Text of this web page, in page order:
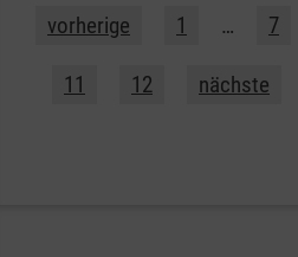
vorherige 1 … 7
11 12 nächste